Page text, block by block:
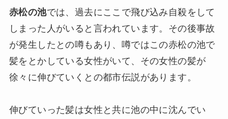
赤松の池では、過去にここで飛び込み自殺をして
しまった人がいると言われています。その後事故
が発生したとの噂もあり、噂ではこの赤松の池で
髪をとかしている女性がいて、その女性の髪が
徐々に伸びていくとの都市伝説があります。
伸びていった髪は女性と共に池の中に沈んでい